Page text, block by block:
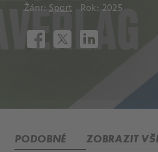
Žánr:Sport Rok: 2025
PODOBNÉ ZOBRAZIT